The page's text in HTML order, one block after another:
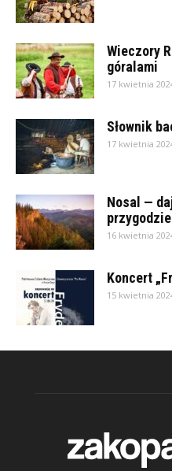
Wieczory
góralami
17 kwietnia
Słownik
17 kwietnia
Nosal —
przygodzie
16 kwietnia
Koncert
15 kwietnia